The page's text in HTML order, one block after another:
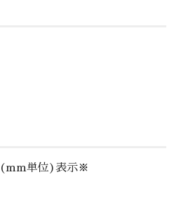
単位)表示※